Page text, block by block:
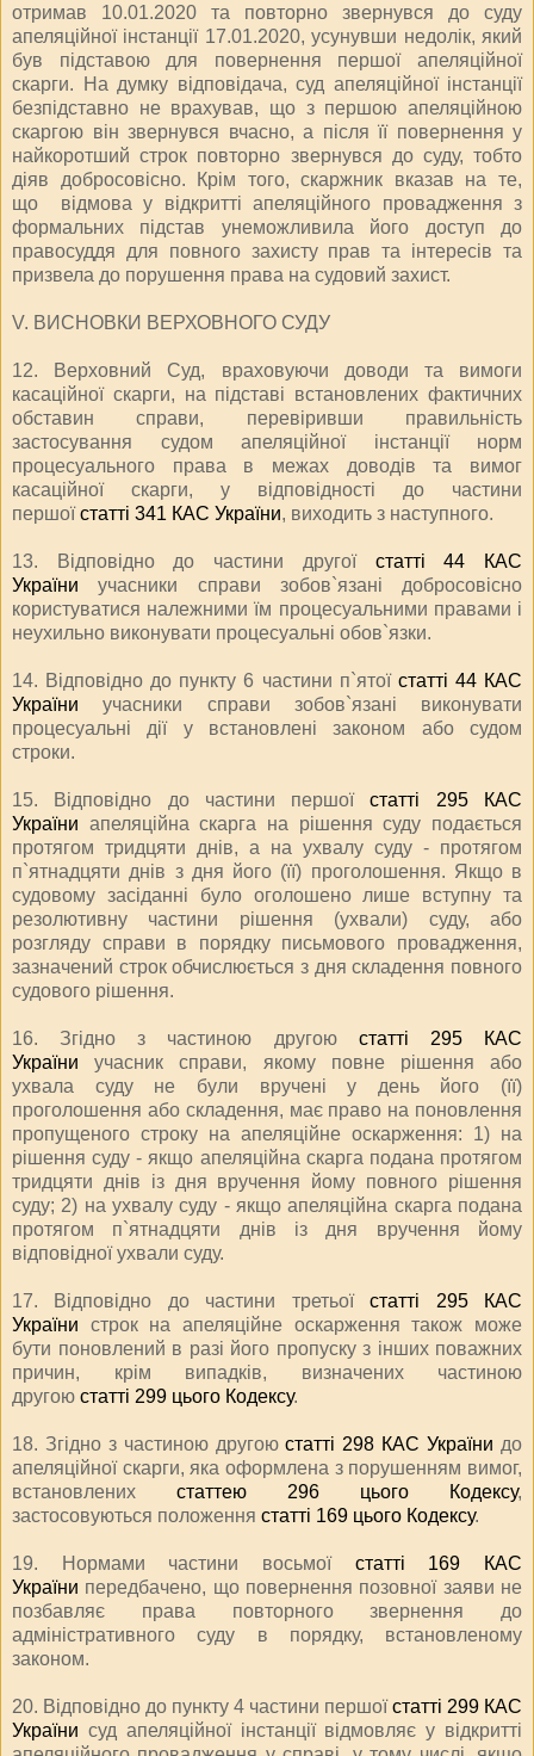
отримав 10.01.2020 та повторно звернувся до суду
апеляційної інстанції 17.01.2020, усунувши недолік, який
був підставою для повернення першої апеляційної
скарги. На думку відповідача, суд апеляційної інстанції
безпідставно не врахував, що з першою апеляційною
скаргою він звернувся вчасно, а після її повернення у
найкоротший строк повторно звернувся до суду, тобто
діяв добросовісно. Крім того, скаржник вказав на те,
що відмова у відкритті апеляційного провадження з
формальних підстав унеможливила його доступ до
правосуддя для повного захисту прав та інтересів та
призвела до порушення права на судовий захист.
V. ВИСНОВКИ ВЕРХОВНОГО СУДУ
12. Верховний Суд, враховуючи доводи та вимоги
касаційної скарги, на підставі встановлених фактичних
обставин справи, перевіривши правильність
застосування судом апеляційної інстанції норм
процесуального права в межах доводів та вимог
касаційної скарги, у відповідності до частини
першоїстатті 341 КАС України, виходить з наступного.
13. Відповідно до частини другої статті 44 КАС
України учасники справи зобов`язані добросовісно
користуватися належними їм процесуальними правами і
неухильно виконувати процесуальні обов`язки.
14. Відповідно до пункту 6 частини п`ятої статті 44 КАС
України учасники справи зобов`язані виконувати
процесуальні дії у встановлені законом або судом
строки.
15. Відповідно до частини першоїстатті 295 КАС
України апеляційна скарга на рішення суду подається
протягом тридцяти днів, а на ухвалу суду - протягом
п`ятнадцяти днів з дня його (її) проголошення. Якщо в
судовому засіданні було оголошено лише вступну та
резолютивну частини рішення (ухвали) суду, або
розгляду справи в порядку письмового провадження,
зазначений строк обчислюється з дня складення повного
судового рішення.
16. Згідно з частиною другою статті 295 КАС
України учасник справи, якому повне рішення або
ухвала суду не були вручені у день його (її)
проголошення або складення, має право на поновлення
пропущеного строку на апеляційне оскарження: 1) на
рішення суду - якщо апеляційна скарга подана протягом
тридцяти днів із дня вручення йому повного рішення
суду; 2) на ухвалу суду - якщо апеляційна скарга подана
протягом п`ятнадцяти днів із дня вручення йому
відповідної ухвали суду.
17. Відповідно до частини третьоїстатті 295 КАС
України строк на апеляційне оскарження також може
бути поновлений в разі його пропуску з інших поважних
причин, крім випадків, визначених частиною
другою статті 299 цього Кодексу.
18. Згідно з частиною другоюстатті 298 КАС України до
апеляційної скарги, яка оформлена з порушенням вимог,
встановлених статтею 296 цього Кодексу,
застосовуються положення статті 169 цього Кодексу.
19. Нормами частини восьмої статті 169 КАС
України передбачено, що повернення позовної заяви не
позбавляє права повторного звернення до
адміністративного суду в порядку, встановленому
законом.
20. Відповідно до пункту 4 частини першоїстатті 299 КАС
України суд апеляційної інстанції відмовляє у відкритті